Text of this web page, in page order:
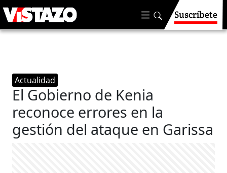
Suscríbete
Actualidad
El Gobierno de Kenia
reconoce errores en la
gestión del ataque en Garissa